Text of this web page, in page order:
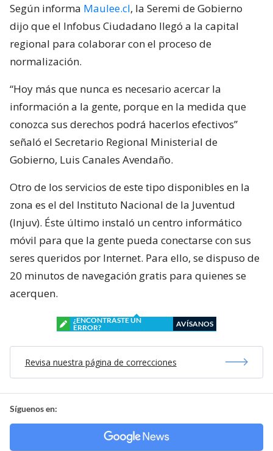
Según informa Maulee.cl, la Seremi de Gobierno
dijo que el Infobus Ciudadano llegó a la capital
regional para colaborar con el proceso de
normalización.
“Hoy más que nunca es necesario acercar la
información a la gente, porque en la medida que
conozca sus derechos podrá hacerlos efectivos”
señaló el Secretario Regional Ministerial de
Gobierno, Luis Canales Avendaño.
Otro de los servicios de este tipo disponibles en la
zona es el del Instituto Nacional de la Juventud
(Injuv). Éste último instaló un centro informático
móvil para que la gente pueda conectarse con sus
seres queridos por Internet. Para ello, se dispuso de
20 minutos de navegación gratis para quienes se
acerquen.
¿ENCONTRASTE UN
ERROR?
AVÍSANOS
Revisa nuestra página de correcciones
Síguenos en: